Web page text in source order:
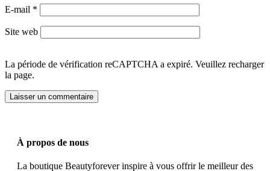
E-mail *
Site web
La période de vérification reCAPTCHA a expiré. Veuillez recharger
la page.
À propos de nous
La boutique Beautyforever inspire à vous offrir le meilleur des